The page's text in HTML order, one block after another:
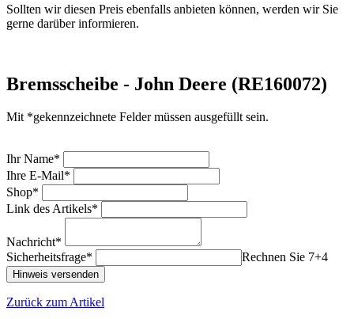
Sollten wir diesen Preis ebenfalls anbieten können, werden wir Sie
gerne darüber informieren.
Bremsscheibe - John Deere (RE160072)
Mit *gekennzeichnete Felder müssen ausgefüllt sein.
Ihr Name*
Ihre E-Mail*
Shop*
Link des Artikels*
Nachricht*
Sicherheitsfrage*
Rechnen Sie 7+4
Zurück zum Artikel